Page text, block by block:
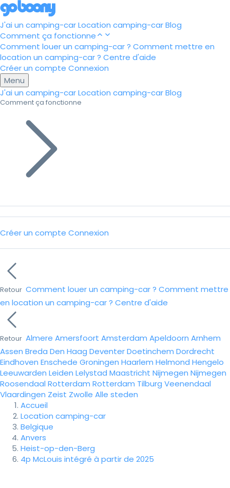
J'ai un camping-carLocation camping-carBlog
Comment ça fonctionne
Comment louer un camping-car ? Comment mettre en
location un camping-car ? Centre d'aide
Créer un compte Connexion
Menu
J'ai un camping-carLocation camping-carBlog
Comment ça fonctionne
Créer un compte Connexion
Retour Comment louer un camping-car ? Comment mettre
en location un camping-car ? Centre d'aide
Retour Almere Amersfoort Amsterdam Apeldoorn Arnhem
Assen Breda Den Haag DeventerDoetinchem Dordrecht
Eindhoven Enschede Groningen Haarlem Helmond Hengelo
Leeuwarden Leiden Lelystad Maastricht Nijmegen Nijmegen
Roosendaal Rotterdam Rotterdam Tilburg Veenendaal
Vlaardingen Zeist Zwolle Alle steden
Accueil
Location camping-car
Belgique
Anvers
Heist-op-den-Berg
4p McLouis intégré à partir de 2025